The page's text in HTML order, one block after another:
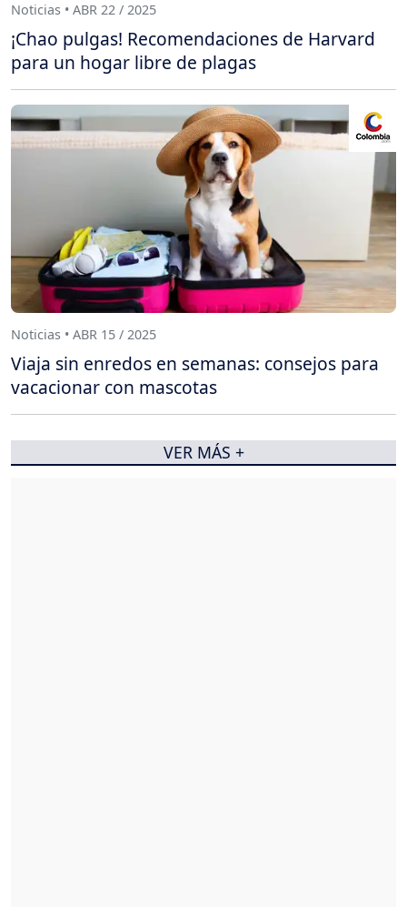
Noticias • ABR 22 / 2025
¡Chao pulgas! Recomendaciones de Harvard
para un hogar libre de plagas
Noticias • ABR 15 / 2025
Viaja sin enredos en semanas: consejos para
vacacionar con mascotas
VER MÁS +